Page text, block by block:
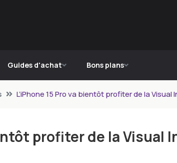
Guides d'achat Bons plans
L’iPhone 15 Pro va bientôt profiter de la Visual
profiter de la Visual